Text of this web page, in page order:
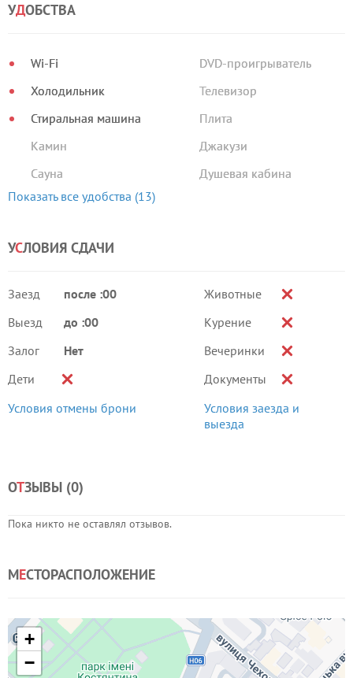
УДОБСТВА
Wi-Fi
Холодильник
Стиральная машина
Камин
Сауна
DVD-проигрыватель
Телевизор
Плита
Джакузи
Душевая кабина
Показать все удобства (13)
УСЛОВИЯ СДАЧИ
Заезд
после :00
Выезд
до :00
Залог
Нет
Дети
Условия отмены брони
Животные
Курение
Вечеринки
Документы
Условия заезда и
выезда
ОТЗЫВЫ (0)
Пока никто не оставлял отзывов.
МЕСТОРАСПОЛОЖЕНИЕ
+
−